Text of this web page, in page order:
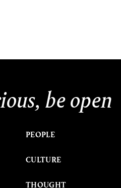
be open
PEOPLE
CULTURE
THOUGHT